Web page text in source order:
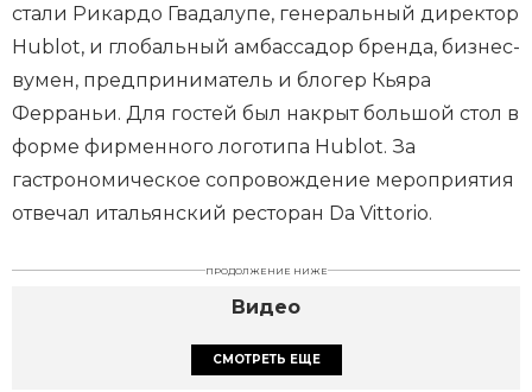
стали Рикардо Гвадалупе, генеральный директор
Hublot, и глобальный амбассадор бренда, бизнес-
вумен, предприниматель и блогер Кьяра
Ферраньи. Для гостей был накрыт большой стол в
форме фирменного логотипа Hublot. За
гастрономическое сопровождение мероприятия
отвечал итальянский ресторан Da Vittorio.
ПРОДОЛЖЕНИЕ НИЖЕ
Видео
СМОТРЕТЬ ЕЩЕ